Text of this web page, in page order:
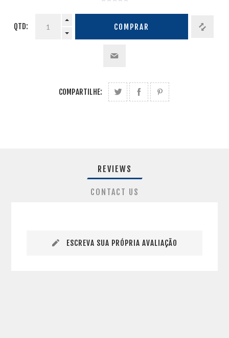
QTD: COMPRAR
COMPARTILHE:
REVIEWS
CONTACT US
ESCREVA SUA PRÓPRIA AVALIAÇÃO